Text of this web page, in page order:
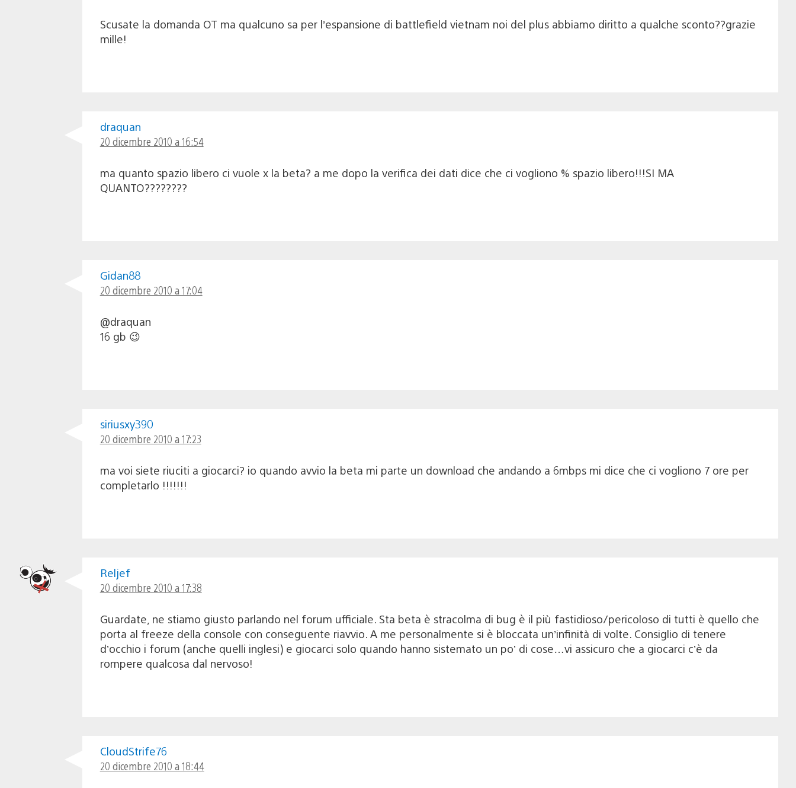
Scusate la domanda OT ma qualcuno sa per l’espansione di battlefield vietnam noi del plus abbiamo diritto a qualche sconto??grazie
mille!
draquan
20 dicembre 2010 a 16:54
ma quanto spazio libero ci vuole x la beta? a me dopo la verifica dei dati dice che ci vogliono % spazio libero!!!SI MA
QUANTO????????
Gidan88
20 dicembre 2010 a 17:04
@draquan
16 gb 😉
siriusxy390
20 dicembre 2010 a 17:23
ma voi siete riuciti a giocarci? io quando avvio la beta mi parte un download che andando a 6mbps mi dice che ci vogliono 7 ore per
completarlo !!!!!!!
Reljef
20 dicembre 2010 a 17:38
Guardate, ne stiamo giusto parlando nel forum ufficiale. Sta beta è stracolma di bug è il più fastidioso/pericoloso di tutti è quello che
porta al freeze della console con conseguente riavvio. A me personalmente si è bloccata un’infinità di volte. Consiglio di tenere
d’occhio i forum (anche quelli inglesi) e giocarci solo quando hanno sistemato un po’ di cose…vi assicuro che a giocarci c’è da
rompere qualcosa dal nervoso!
CloudStrife76
20 dicembre 2010 a 18:44